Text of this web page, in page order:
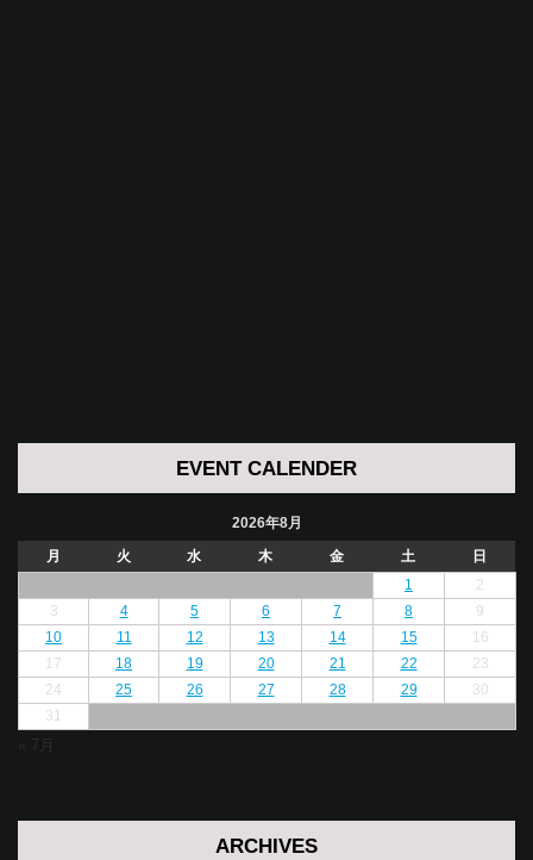
EVENT CALENDER
2026年8月
月
火 水 木 金 土
日
1
2
3
4 5 6 7 8
9
10
11 12 13 14 15
16
17
18 19 20 21 22
23
24
25 26 27 28 29
30
31
« 7月
ARCHIVES